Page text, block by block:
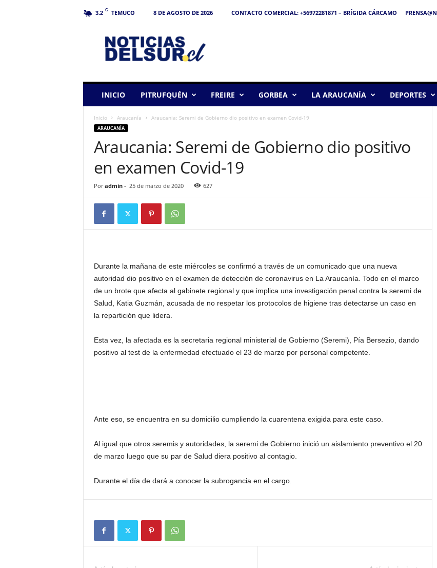
3.2 C TEMUCO 8 DE AGOSTO DE 2026 CONTACTO COMERCIAL: +56972281871 – BRÍGIDA CÁRCAMO
INICIO PITRUFQUÉN FREIRE GORBEA LA ARAUCANÍA DEPORTES
Inicio Araucanía Araucania: Seremi de Gobierno dio positivo en examen Covid-19
ARAUCANÍA
Araucania: Seremi de Gobierno dio positivo
en examen Covid-19
Por admin- 25 de marzo de 2020 627
Durante la mañana de este miércoles se confirmó a través de un comunicado que una nueva
autoridad dio positivo en el examen de detección de coronavirus en La Araucanía. Todo en el marco
de un brote que afecta al gabinete regional y que implica una investigación penal contra la seremi de
Salud, Katia Guzmán, acusada de no respetar los protocolos de higiene tras detectarse un caso en
la repartición que lidera.
Esta vez, la afectada es la secretaria regional ministerial de Gobierno (Seremi), Pía Bersezio, dando
positivo al test de la enfermedad efectuado el 23 de marzo por personal competente.
Ante eso, se encuentra en su domicilio cumpliendo la cuarentena exigida para este caso.
Al igual que otros seremis y autoridades, la seremi de Gobierno inició un aislamiento preventivo el 20
de marzo luego que su par de Salud diera positivo al contagio.
Durante el día de dará a conocer la subrogancia en el cargo.